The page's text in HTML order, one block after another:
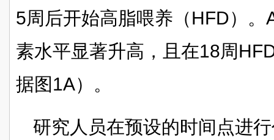
5周后开始高脂喂养（HFD）。
素水平显著升高，且在18周
据图1A）。
研究人员在预设的时间点进